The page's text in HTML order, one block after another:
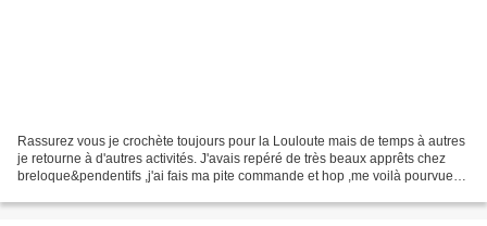
Rassurez vous je crochète toujours pour la Louloute mais de temps à autres
je retourne à d'autres activités. J'avais repéré de très beaux apprêts chez
breloque&pendentifs ,j'ai fais ma pite commande et hop ,me voilà pourvue